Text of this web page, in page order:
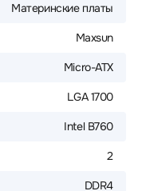
Материнские платы
Maxsun
Micro-ATX
LGA 1700
Intel B760
2
DDR4